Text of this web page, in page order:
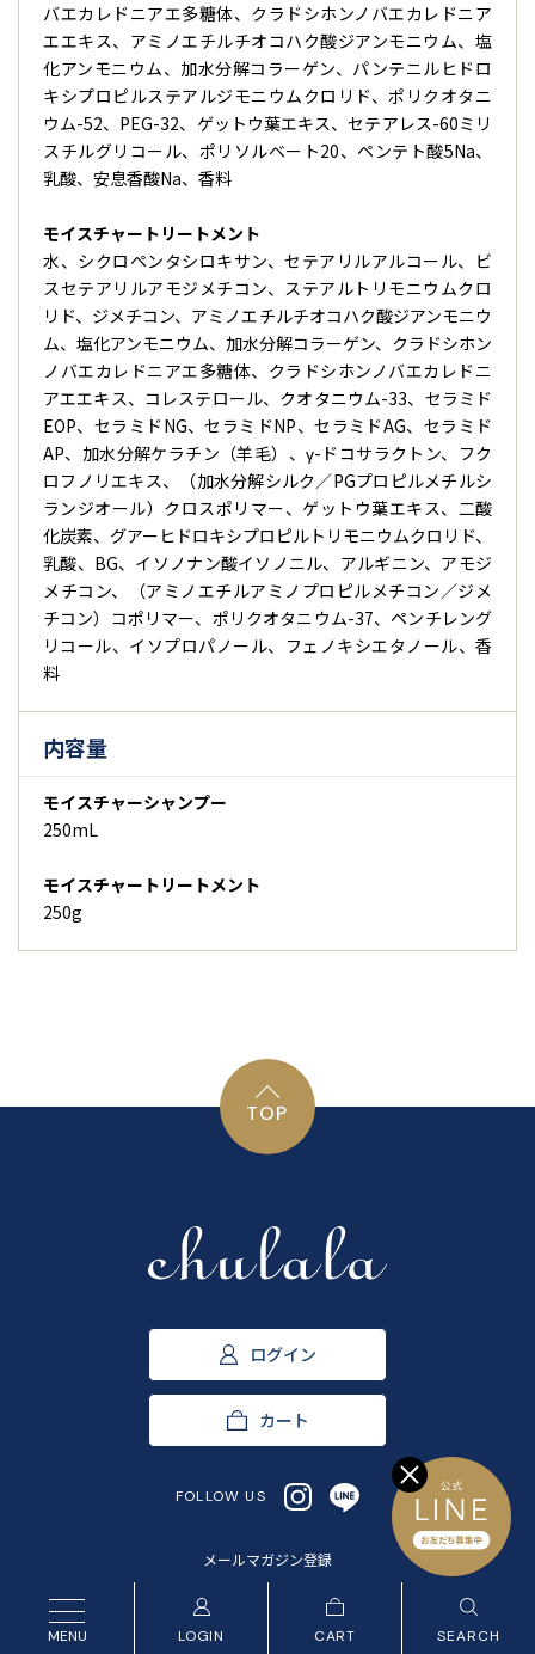
バエカレドニアエ多糖体、クラドシホンノバエカレドニア
エエキス、アミノエチルチオコハク酸ジアンモニウム、塩
化アンモニウム、加水分解コラーゲン、パンテニルヒドロ
キシプロピルステアルジモニウムクロリド、ポリクオタニ
ウム-52、PEG-32、ゲットウ葉エキス、セテアレス-60ミリ
スチルグリコール、ポリソルベート20、ペンテト酸5Na、
乳酸、安息香酸Na、香料
モイスチャートリートメント
水、シクロペンタシロキサン、セテアリルアルコール、ビ
スセテアリルアモジメチコン、ステアルトリモニウムクロ
リド、ジメチコン、アミノエチルチオコハク酸ジアンモニウ
ム、塩化アンモニウム、加水分解コラーゲン、クラドシホン
ノバエカレドニアエ多糖体、クラドシホンノバエカレドニ
アエエキス、コレステロール、クオタニウム-33、セラミド
EOP、セラミドNG、セラミドNP、セラミドAG、セラミド
AP、加水分解ケラチン（羊毛）、γ-ドコサラクトン、フク
ロフノリエキス、（加水分解シルク／PGプロピルメチルシ
ランジオール）クロスポリマー、ゲットウ葉エキス、二酸
化炭素、グアーヒドロキシプロピルトリモニウムクロリド、
乳酸、BG、イソノナン酸イソノニル、アルギニン、アモジ
メチコン、（アミノエチルアミノプロピルメチコン／ジメ
チコン）コポリマー、ポリクオタニウム-37、ペンチレング
リコール、イソプロパノール、フェノキシエタノール、香
料
内容量
モイスチャーシャンプー
250mL
モイスチャートリートメント
250g
TOP
ログイン
カート
FOLLOW US
メールマガジン登録
LOGIN CART SEARCH